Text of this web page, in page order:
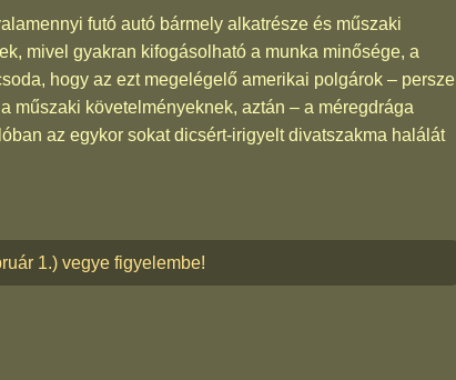
futó autó bármely alkatrésze és műszaki
mivel gyakran kifogásolható a munka minősége, a
hogy az ezt megelégelő amerikai polgárok – persze
műszaki követelményeknek, aztán – a méregdrága
az egykor sokat dicsért-irigyelt divatszakma halálát
1.) vegye figyelembe!